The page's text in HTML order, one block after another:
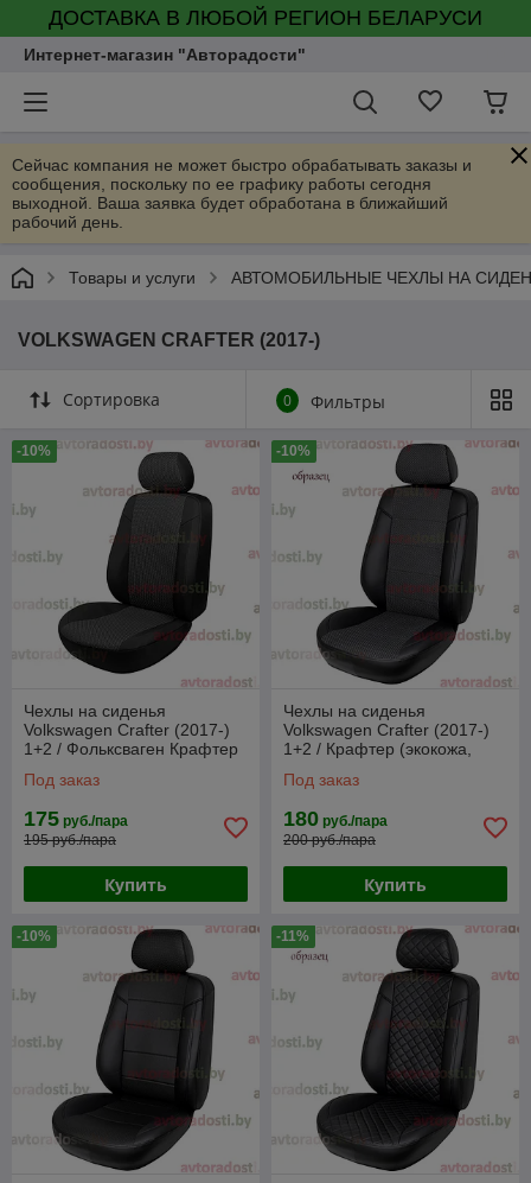
ДОСТАВКА В ЛЮБОЙ РЕГИОН БЕЛАРУСИ
Интернет-магазин "Авторадости"
Сейчас компания не может быстро обрабатывать заказы и
сообщения, поскольку по ее графику работы сегодня
выходной. Ваша заявка будет обработана в ближайший
рабочий день.
Товары и услуги АВТОМОБИЛЬНЫЕ ЧЕХЛЫ НА
VOLKSWAGEN CRAFTER (2017-)
Сортировка 0 Фильтры
-10%
Чехлы на сиденья
Volkswagen Crafter (2017-)
1+2 / Фольксваген Крафтер
Под заказ
175 руб./пара
195 руб./пара
Купить
-10%
Чехлы на сиденья
Volkswagen Crafter (2017-)
1+2 / Крафтер (экокожа,
Под заказ
180 руб./пара
200 руб./пара
Купить
-10% -11%